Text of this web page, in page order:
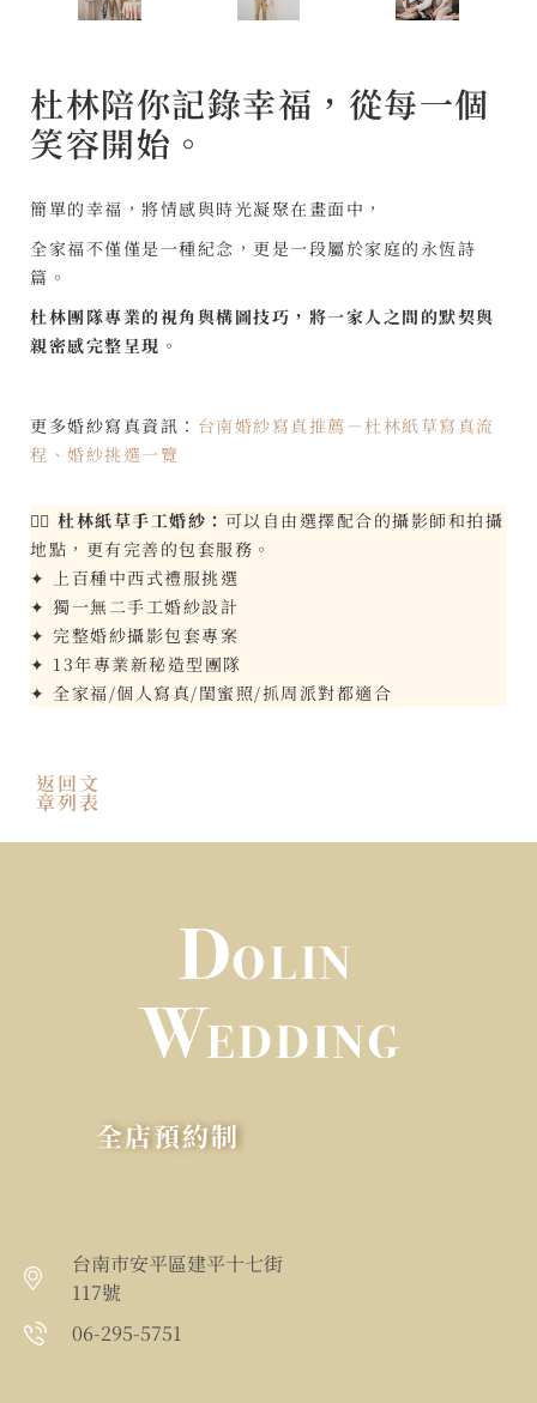
杜林陪你記錄幸福，從每一個
笑容開始。
簡單的幸福，將情感與時光凝聚在畫面中，
全家福不僅僅是一種紀念，更是一段屬於家庭的永恆詩
篇。
杜林團隊專業的視角與構圖技巧，將一家人之間的默契與
親密感完整呈現。
更多婚紗寫真資訊： 台南婚紗寫真推薦－杜林紙草寫真流
程、婚紗挑選一覽
👰‍♀️ 杜林紙草手工婚紗： 可以自由選擇配合的攝影師和拍攝
地點，更有完善的包套服務。
✦ 上百種中西式禮服挑選
✦ 獨一無二手工婚紗設計
✦ 完整婚紗攝影包套專案
✦ 13年專業新秘造型團隊
✦ 全家福/個人寫真/閨蜜照/抓周派對都適合
返回文
章列表
全店預約制
台南市安平區建平十七街
117號
06-295-5751